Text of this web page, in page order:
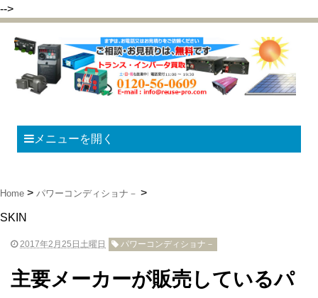
-->
メニューを開く
Home パワーコンディショナ－
SKIN
2017年2月25日土曜日 パワーコンディショナ－
主要メーカーが販売しているパ